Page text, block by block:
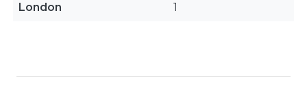
London 1